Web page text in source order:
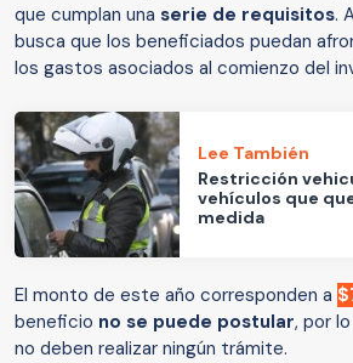
que cumplan una serie de requisitos.
busca que los beneficiados puedan
los gastos asociados al comienzo del
Lee También
Restricción
vehículos que
medida
El monto de este año corresponden a
beneficio no se puede postular, por
no deben realizar ningún trámite.